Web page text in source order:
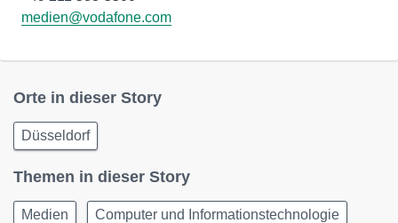
medien@vodafone.com
Orte in dieser Story
Düsseldorf
Themen in dieser Story
Medien Computer und Informationstechnologie